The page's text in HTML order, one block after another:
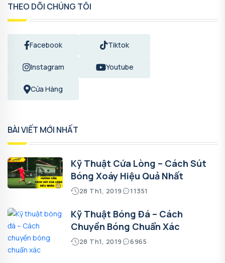
THEO DÕI CHÚNG TÔI
Facebook Tiktok
Instagram Youtube
Cửa Hàng
BÀI VIẾT MỚI NHẤT
Kỹ Thuật Cứa Lòng – Cách Sút
Bóng Xoáy Hiệu Quả Nhất
28 Th1, 2019 11351
Kỹ Thuật Bóng Đá – Cách
Chuyền Bóng Chuẩn Xác
28 Th1, 2019 6965